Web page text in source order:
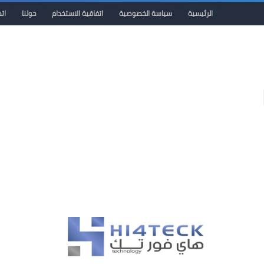
الرئيسية سياسة الخصوصية اتفاقية الاستخدام حولنا